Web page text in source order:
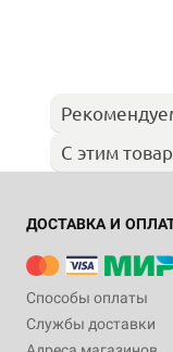
С этим
ДОСТАВКА И
Способы оплаты
Службы доставки